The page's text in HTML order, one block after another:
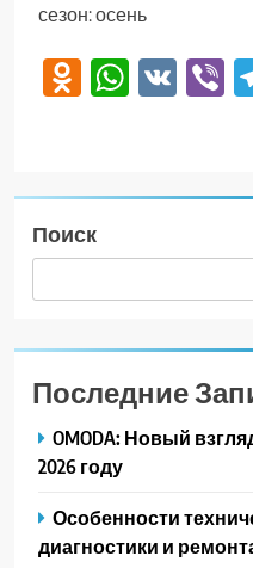
сезон: осень
VK
Поиск
Последние
OMODA: Новый
2026 году
Особенности
диагностики и